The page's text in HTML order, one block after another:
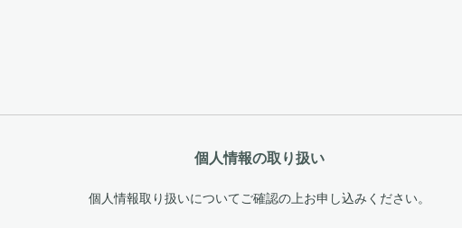
個人情報の取り扱い
個人情報取り扱いについてご確認の上お申し込みください。